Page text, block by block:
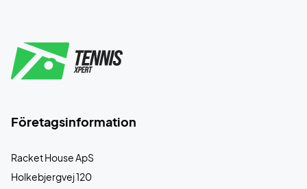
Företagsinformation
Racket House ApS
Holkebjergvej 120